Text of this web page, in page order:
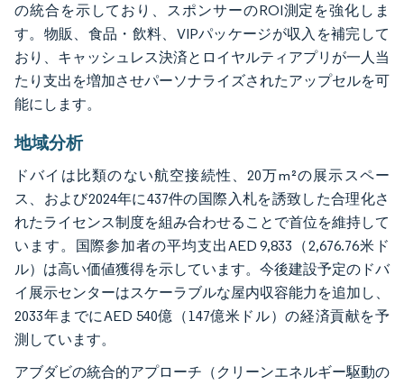
の統合を示しており、スポンサーのROI測定を強化しま
す。物販、食品・飲料、VIPパッケージが収入を補完して
おり、キャッシュレス決済とロイヤルティアプリが一人当
たり支出を増加させパーソナライズされたアップセルを可
能にします。
地域分析
ドバイは比類のない航空接続性、20万m²の展示スペー
ス、および2024年に437件の国際入札を誘致した合理化さ
れたライセンス制度を組み合わせることで首位を維持して
います。国際参加者の平均支出AED 9,833（2,676.76米ド
ル）は高い価値獲得を示しています。今後建設予定のドバ
イ展示センターはスケーラブルな屋内収容能力を追加し、
2033年までにAED 540億（147億米ドル）の経済貢献を予
測しています。
アブダビの統合的アプローチ（クリーンエネルギー駆動の